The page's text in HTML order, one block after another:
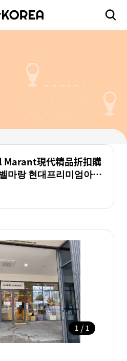
現代精品折扣購
마랑 현대프리미엄아울
1 / 1